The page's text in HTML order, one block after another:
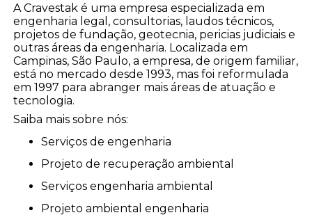
A Cravestak é uma empresa especializada em
engenharia legal, consultorias, laudos técnicos,
projetos de fundação, geotecnia, pericias judiciais e
outras áreas da engenharia. Localizada em
Campinas, São Paulo, a empresa, de origem familiar,
está no mercado desde 1993, mas foi reformulada
em 1997 para abranger mais áreas de atuação e
tecnologia.
Saiba mais sobre nós:
serviços de engenharia
projeto de recuperação ambiental
serviços engenharia ambiental
projeto ambiental engenharia